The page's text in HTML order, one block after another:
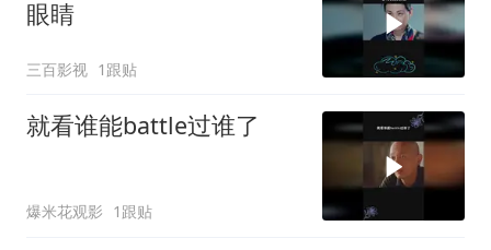
眼睛
三百影视 1跟贴
就看谁能battle过谁了
爆米花观影 1跟贴